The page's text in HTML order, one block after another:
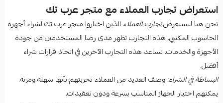
استعراض تجارب العملاء مع متجر عرب تك
نحن هنا لنستعرضتجارب العملاءالذين اختاروا متجر عرب تك لشراء أجهزة
الحاسوب المكتبي. هذه التجارب تظهر مدى رضا المستخدمين من جودة
الأجهزة والخدمات. تساعد هذه التجارب الآخرين في اتخاذ قرارات شراء
أفضل.
البساطة في الشراء:وصف العديد من العملاء تجربتهم بأنها سهلة ومرنة.
يمكنهم اختيار الجهاز المناسب بسرعة ودون تعقيدات.